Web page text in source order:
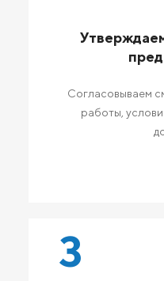
Согласовываем
работы,
3